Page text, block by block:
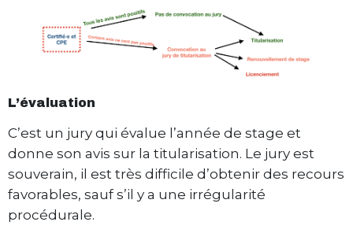
L’évaluation
C’est un jury qui évalue l’année de stage et
donne son avis sur la titularisation. Le jury est
souverain, il est très difficile d’obtenir des recours
favorables, sauf s’il y a une irrégularité
procédurale.